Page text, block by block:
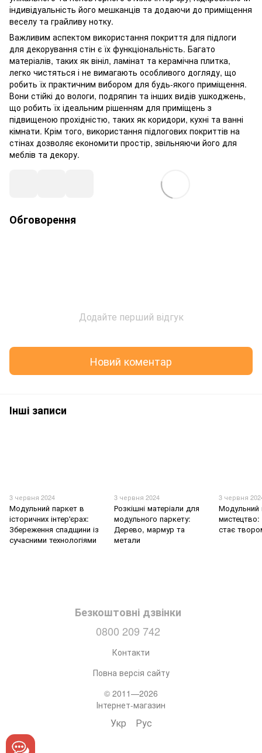
індивідуальність його мешканців та додаючи до приміщення
веселу та грайливу нотку.
Важливим аспектом використання покриття для підлоги
для декорування стін є їх функціональність. Багато
матеріалів, таких як вініл, ламінат та керамічна плитка,
легко чистяться і не вимагають особливого догляду, що
робить їх практичним вибором для будь-якого приміщення.
Вони стійкі до вологи, подряпин та інших видів ушкоджень,
що робить їх ідеальним рішенням для приміщень з
підвищеною прохідністю, таких як коридори, кухні та ванні
кімнати. Крім того, використання підлогових покриттів на
стінах дозволяє економити простір, звільняючи його для
меблів та декору.
Обговорення
Додайте перший відгук
Новий коментар
Інші записи
3 червня 2024
Модульний паркет в
історичних інтер'єрах:
Збереження спадщини із
сучасними технологіями
3 червня 2024
Розкішні матеріали для
модульного паркету:
Дерево, мармур та
метали
3 червня
Модульний
мистецтво:
стає
Безкоштовні дзвінки
0800 209 742
Контакти
Повна версія сайту
© 2011—2026
Інтернет-магазин
Укр Рус